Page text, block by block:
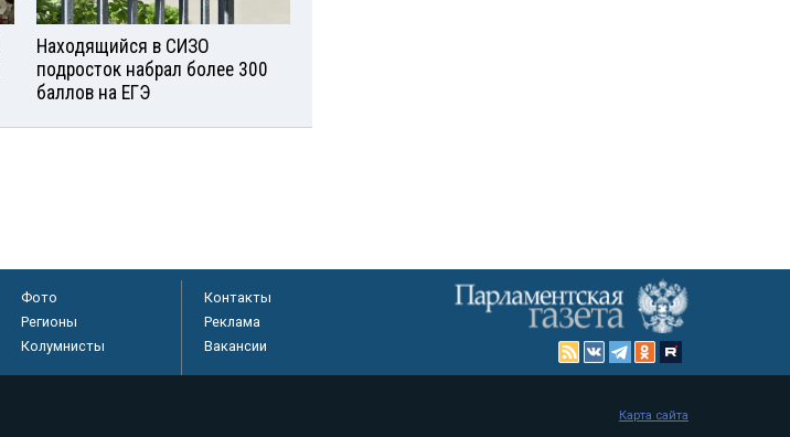
Находящийся в СИЗО
подросток набрал более 300
баллов на ЕГЭ
Фото
Регионы
Колумнисты
Контакты
Реклама
Вакансии
Карта сайта